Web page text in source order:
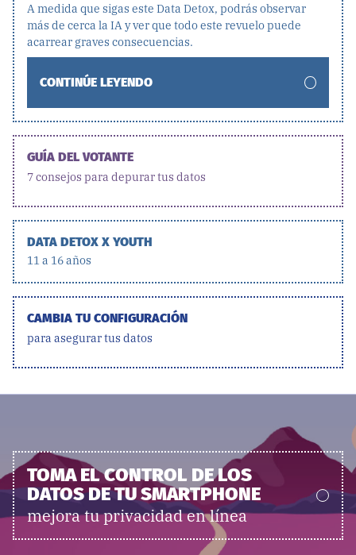
A medida que sigas este Data Detox, podrás observar
más de cerca la IA y ver que todo este revuelo puede
acarrear graves consecuencias.
CONTINÚE LEYENDO
GUÍA DEL VOTANTE
7 consejos para depurar tus datos
DATA DETOX X YOUTH
11 a 16 años
CAMBIA TU CONFIGURACIÓN
para asegurar tus datos
TOMA EL CONTROL DE LOS
DATOS DE TU SMARTPHONE
mejora tu privacidad en línea